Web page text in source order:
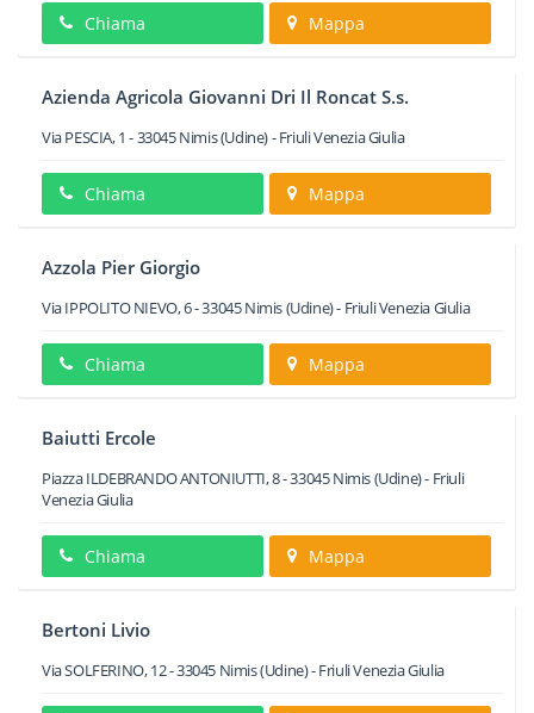
Chiama Mappa
Azienda Agricola Giovanni Dri Il Roncat S.s.
Via PESCIA, 1 -33045Nimis(Udine) -Friuli Venezia Giulia
Chiama Mappa
Azzola Pier Giorgio
Via IPPOLITO NIEVO, 6-33045Nimis(Udine) - Friuli Venezia Giulia
Chiama Mappa
Baiutti Ercole
Piazza ILDEBRANDO ANTONIUTTI, 8-33045Nimis(Udine) - Friuli
Venezia Giulia
Chiama Mappa
Bertoni Livio
Via SOLFERINO, 12-33045 Nimis(Udine) -Friuli Venezia Giulia